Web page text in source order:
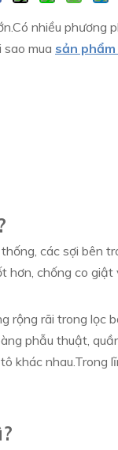
nhiều phương
mua sản
các sợi bên
chống co
rộng rãi trong
phẫu thuật,